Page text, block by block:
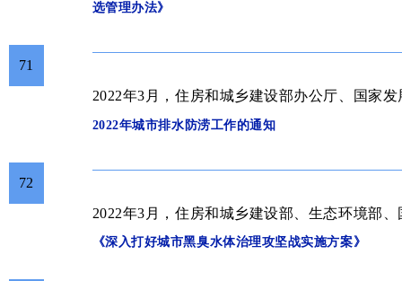
选管理办法》
71
2022年3月，住房和城乡建设部办公厅、国家
2022年城市排水防涝工作的通知
72
2022年3月，住房和城乡建设部、生态环境部
《深入打好城市黑臭水体治理攻坚战实施方案》